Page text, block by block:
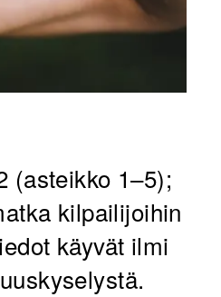
(asteikko 1–5);
kilpailijoihin
käyvät ilmi